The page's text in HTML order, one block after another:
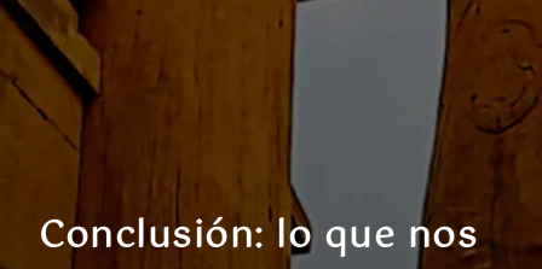
Conclusión: lo que nos